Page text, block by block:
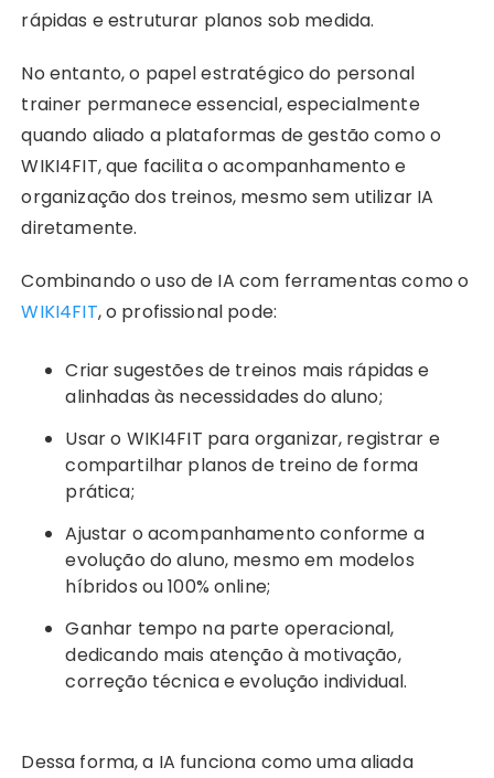
rápidas e estruturar planos sob medida.
No entanto, o papel estratégico do personal
trainer permanece essencial, especialmente
quando aliado a plataformas de gestão como o
WIKI4FIT, que facilita o acompanhamento e
organização dos treinos, mesmo sem utilizar IA
diretamente.
Combinando o uso de IA com ferramentas como o
WIKI4FIT, o profissional pode:
Criar sugestões de treinos mais rápidas e
alinhadas às necessidades do aluno;
Usar o WIKI4FIT para organizar, registrar e
compartilhar planos de treino de forma
prática;
Ajustar o acompanhamento conforme a
evolução do aluno, mesmo em modelos
híbridos ou 100% online;
Ganhar tempo na parte operacional,
dedicando mais atenção à motivação,
correção técnica e evolução individual.
Dessa forma, a IA funciona como uma aliada